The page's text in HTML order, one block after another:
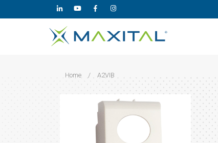
Home / A2VIB